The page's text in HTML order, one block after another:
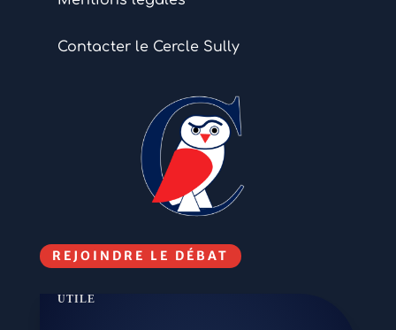
Contacter le Cercle Sully
REJOINDRE LE DÉBAT
UTILE